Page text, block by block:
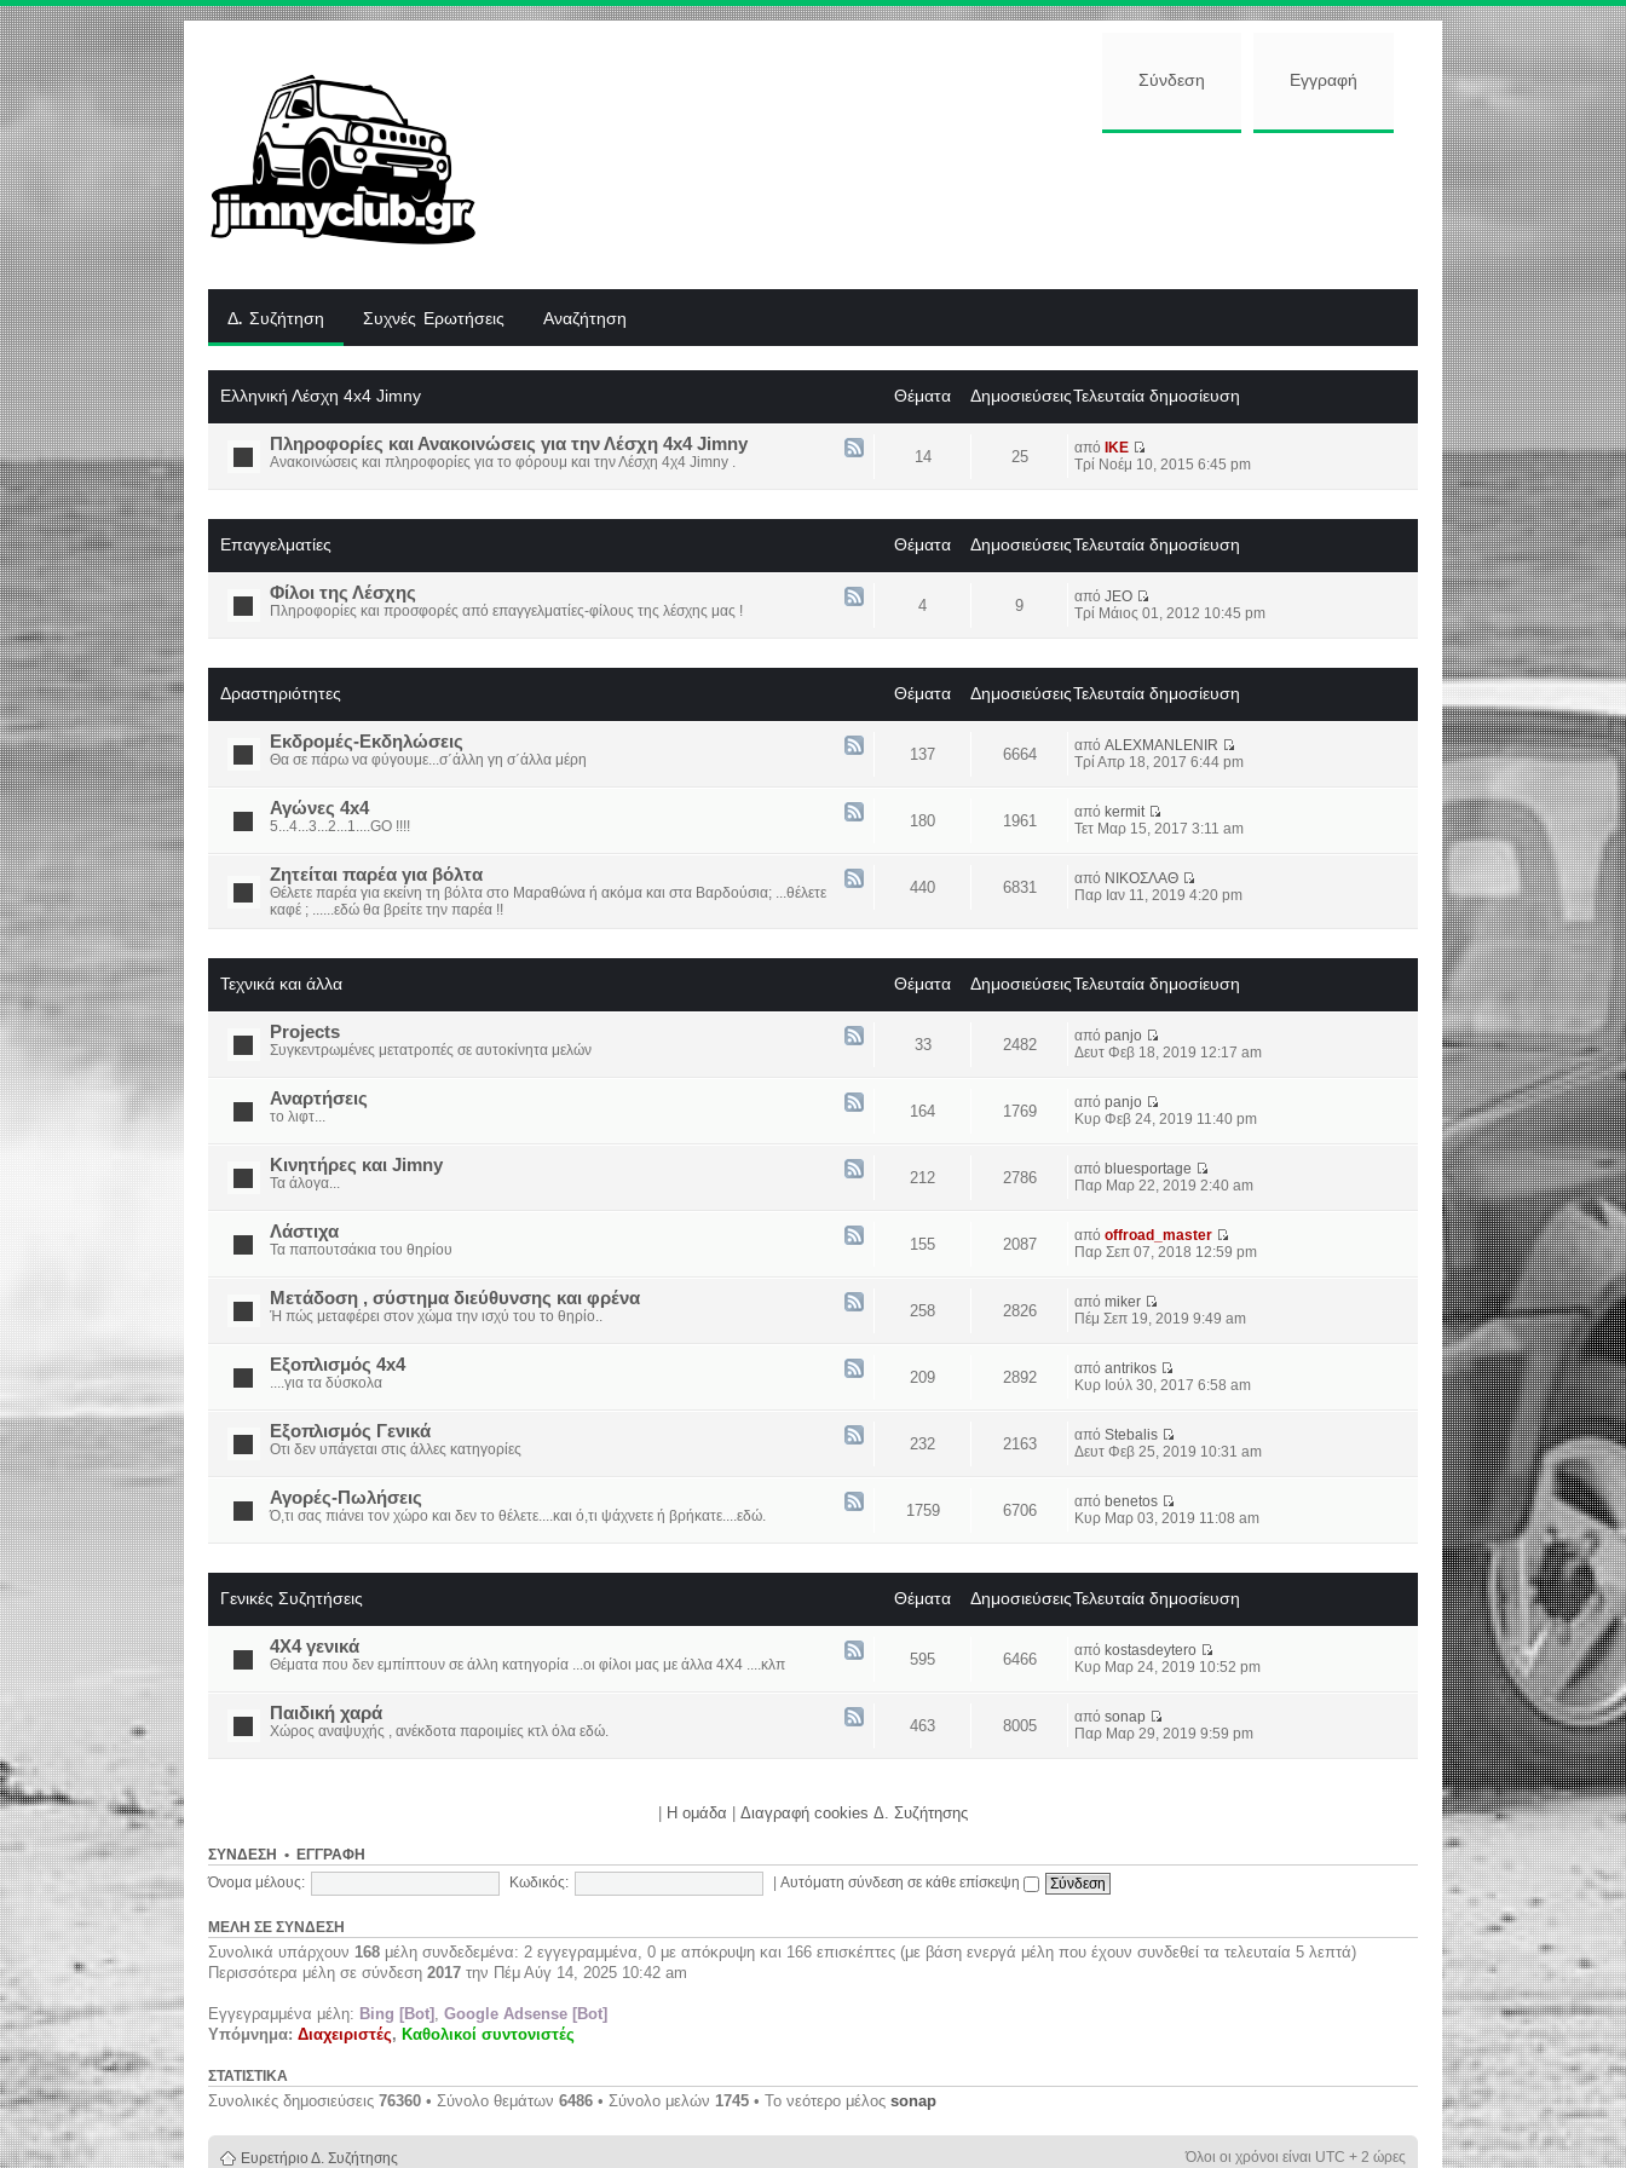
Σύνδεση Εγγραφή
Δ. Συζήτηση Συχνές Ερωτήσεις Αναζήτηση
Ελληνική Λέσχη 4x4 Jimny Θέματα ΔημοσιεύσειςΤελευταία δημοσίευση
Πληροφορίες και Ανακοινώσεις για την Λέσχη 4x4 Jimny
Ανακοινώσεις και πληροφορίες για το φόρουμ και την Λέσχη 4χ4 Jimny . 14 25 από
IKE
Τρί Νοέμ 10, 2015 6:45 pm
Επαγγελματίες Θέματα ΔημοσιεύσειςΤελευταία δημοσίευση
Φίλοι της Λέσχης
Πληροφορίες και προσφορές από επαγγελματίες-φίλους της λέσχης μας ! 4 9 απόJEO
Τρί Μάιος 01, 2012 10:45 pm
Δραστηριότητες Θέματα ΔημοσιεύσειςΤελευταία δημοσίευση
Εκδρομές-Εκδηλώσεις
Θα σε πάρω να φύγουμε...σ΄άλλη γη σ΄άλλα μέρη 137 6664 απόALEXMANLENIR
Τρί Απρ 18, 2017 6:44 pm
Αγώνες 4x4
5...4...3...2...1....GO !!!! 180 1961 από kermit
Τετ Μαρ 15, 2017 3:11 am
Ζητείται παρέα για βόλτα
Θέλετε παρέα για εκείνη τη βόλτα στο Μαραθώνα ή ακόμα και στα Βαρδούσια; ...θέλετε
καφέ ; ......εδώ θα βρείτε την παρέα !!
440 6831 από ΝΙΚΟΣΛΑΘ
Παρ Ιαν 11, 2019 4:20 pm
Τεχνικά και άλλα Θέματα ΔημοσιεύσειςΤελευταία δημοσίευση
Projects
Συγκεντρωμένες μετατροπές σε αυτοκίνητα μελών 33 2482 απόpanjo
Δευτ Φεβ 18, 2019 12:17 am
Αναρτήσεις
το λιφτ... 164 1769 απόpanjo
Κυρ Φεβ 24, 2019 11:40 pm
Κινητήρες και Jimny
Τα άλογα... 212 2786 από bluesportage
Παρ Μαρ 22, 2019 2:40 am
Λάστιχα
Τα παπουτσάκια του θηρίου 155 2087 απόoffroad_master
Παρ Σεπ 07, 2018 12:59 pm
Μετάδοση , σύστημα διεύθυνσης και φρένα
Ή πώς μεταφέρει στον χώμα την ισχύ του το θηρίο.. 258 2826 απόmiker
Πέμ Σεπ 19, 2019 9:49 am
Εξοπλισμός 4x4
....για τα δύσκολα 209 2892 απόantrikos
Κυρ Ιούλ 30, 2017 6:58 am
Εξοπλισμός Γενικά
Οτι δεν υπάγεται στις άλλες κατηγορίες 232 2163 απόStebalis
Δευτ Φεβ 25, 2019 10:31 am
Αγορές-Πωλήσεις
Ό,τι σας πιάνει τον χώρο και δεν το θέλετε....και ό,τι ψάχνετε ή βρήκατε....εδώ. 1759 6706 από benetos
Κυρ Μαρ 03, 2019 11:08 am
Γενικές Συζητήσεις Θέματα ΔημοσιεύσειςΤελευταία δημοσίευση
4X4 γενικά
Θέματα που δεν εμπίπτουν σε άλλη κατηγορία ...οι φίλοι μας με άλλα 4Χ4 ....κλπ 595 6466 από kostasdeytero
Κυρ Μαρ 24, 2019 10:52 pm
Παιδική χαρά
Χώρος αναψυχής , ανέκδοτα παροιμίες κτλ όλα εδώ. 463 8005 απόsonap
Παρ Μαρ 29, 2019 9:59 pm
Η ομάδα Διαγραφή cookies Δ. Συζήτησης
ΣΎΝΔΕΣΗ • ΕΓΓΡΑΦΉ
Όνομα μέλους: Κωδικός: Αυτόματη σύνδεση σε κάθε επίσκεψη
ΜΈΛΗ ΣΕ ΣΎΝΔΕΣΗ
Συνολικά υπάρχουν 168 μέλη συνδεδεμένα: 2 εγγεγραμμένα, 0 με απόκρυψη και 166 επισκέπτες (με βάση ενεργά μέλη που έχουν συνδεθεί τα τελευταία 5 λεπτά)
Περισσότερα μέλη σε σύνδεση 2017 την Πέμ Αύγ 14, 2025 10:42 am
Εγγεγραμμένα μέλη: Bing [Bot] , Google Adsense [Bot]
Υπόμνημα: Διαχειριστές, Καθολικοί συντονιστές
ΣΤΑΤΙΣΤΙΚΆ
Συνολικές δημοσιεύσεις 76360 • Σύνολο θεμάτων 6486 • Σύνολο μελών 1745 • Το νεότερο μέλος sonap
Ευρετήριο Δ. Συζήτησης Όλοι οι χρόνοι είναι UTC + 2 ώρες